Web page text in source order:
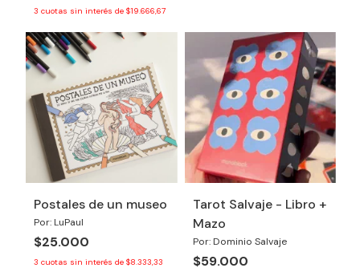
3 cuotas sin interés de $19.666,67
Postales de un museo
Por: LuPaul
$25.000
3 cuotas sin interés de $8.333,33
Tarot Salvaje - Libro +
Mazo
Por: Dominio Salvaje
$59.000